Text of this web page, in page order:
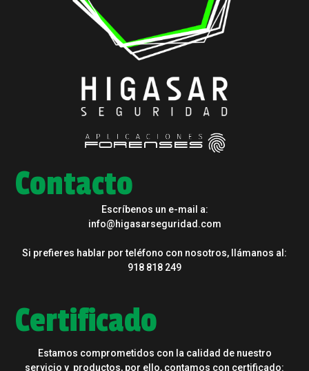
Contacto
Escríbenos un e-mail a:
info@higasarseguridad.com
Si prefieres hablar por teléfono con nosotros, llámanos al:
918 818 249
Certificado
Estamos comprometidos con la calidad de nuestro
servicio y productos, por ello, contamos con certificado: